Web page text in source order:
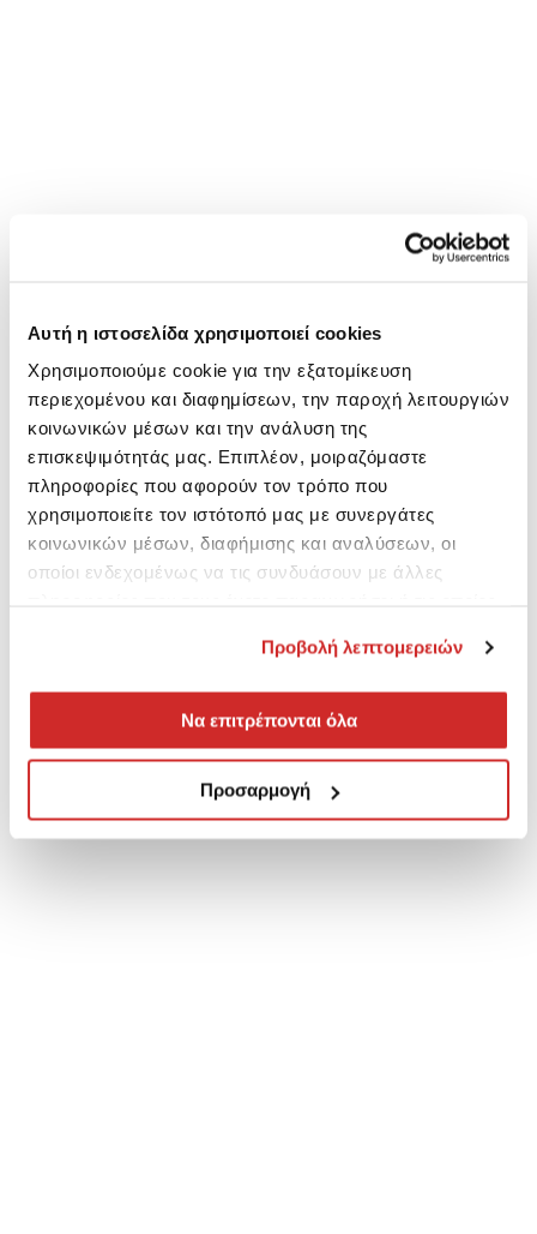
Αυτή η ιστοσελίδα χρησιμοποιεί cookies
Χρησιμοποιούμε cookie για την εξατομίκευση
περιεχομένου και διαφημίσεων, την παροχή λειτουργιών
κοινωνικών μέσων και την ανάλυση της
επισκεψιμότητάς μας. Επιπλέον, μοιραζόμαστε
πληροφορίες που αφορούν τον τρόπο που
χρησιμοποιείτε τον ιστότοπό μας με συνεργάτες
κοινωνικών μέσων, διαφήμισης και αναλύσεων, οι
οποίοι ενδεχομένως να τις συνδυάσουν με άλλες
Προβολή λεπτομερειών
Να επιτρέπονται όλα
Προσαρμογή